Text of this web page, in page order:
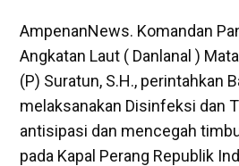
AmpenanNews. Komandan
Angkatan Laut ( Danlanal )
(P) Suratun, S.H., perintahkan
melaksanakan Disinfeksi dan
antisipasi dan mencegah
pada Kapal Perang Republik